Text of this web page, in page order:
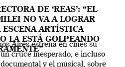
DE ‘REAS’: “EL
NO VA A LOGRAR
ARTÍSTICA
LA ESTÁ GOLPEANDO
Aires estrena en cines su
cruce inesperado, e incluso
y el musical, sobre